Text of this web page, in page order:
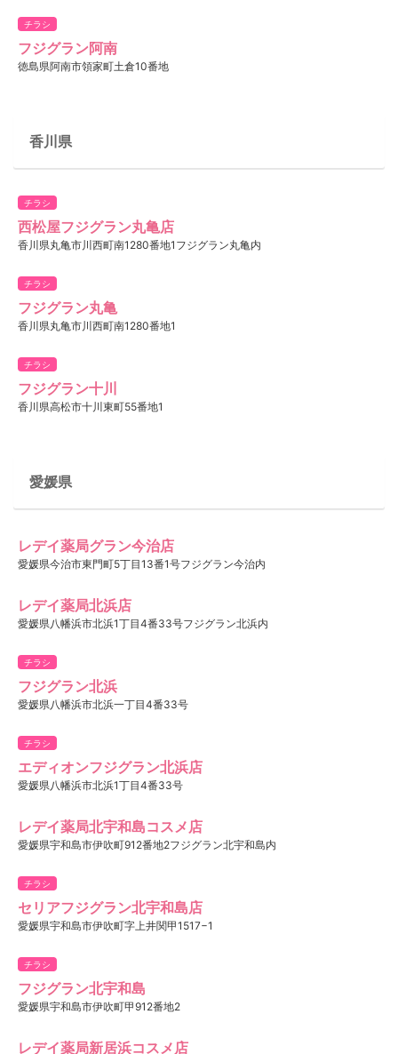
チラシ
フジグラン阿南
徳島県阿南市領家町土倉10番地
香川県
チラシ
西松屋フジグラン丸亀店
香川県丸亀市川西町南1280番地1フジグラン丸亀内
チラシ
フジグラン丸亀
香川県丸亀市川西町南1280番地1
チラシ
フジグラン十川
香川県高松市十川東町55番地1
愛媛県
レデイ薬局グラン今治店
愛媛県今治市東門町5丁目13番1号フジグラン今治内
レデイ薬局北浜店
愛媛県八幡浜市北浜1丁目4番33号フジグラン北浜内
チラシ
フジグラン北浜
愛媛県八幡浜市北浜一丁目4番33号
チラシ
エディオンフジグラン北浜店
愛媛県八幡浜市北浜1丁目4番33号
レデイ薬局北宇和島コスメ店
愛媛県宇和島市伊吹町912番地2フジグラン北宇和島内
チラシ
セリアフジグラン北宇和島店
愛媛県宇和島市伊吹町字上井関甲1517−1
チラシ
フジグラン北宇和島
愛媛県宇和島市伊吹町甲912番地2
レデイ薬局新居浜コスメ店